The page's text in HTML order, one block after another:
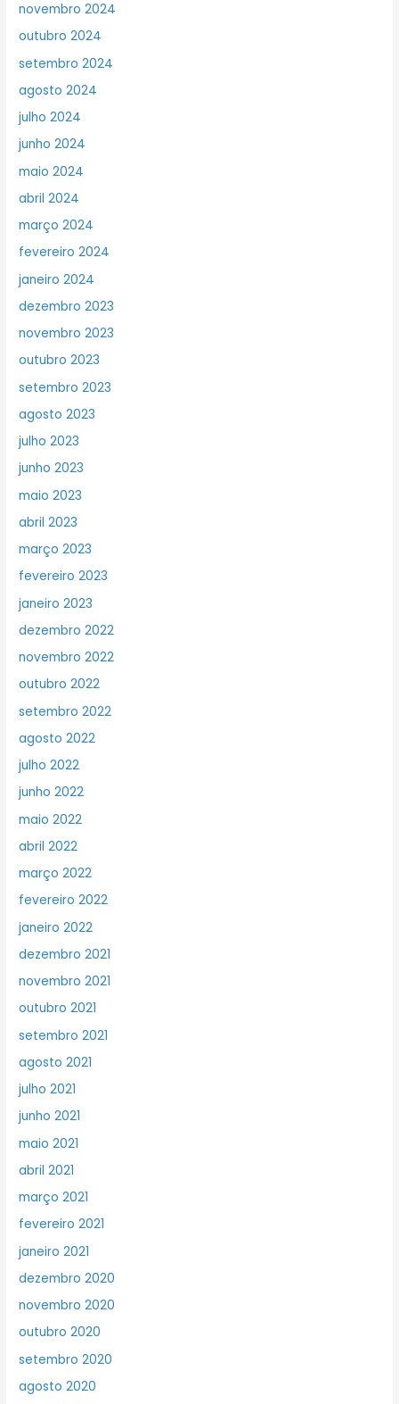
novembro 2024
outubro 2024
setembro 2024
agosto 2024
julho 2024
junho 2024
maio 2024
abril 2024
março 2024
fevereiro 2024
janeiro 2024
dezembro 2023
novembro 2023
outubro 2023
setembro 2023
agosto 2023
julho 2023
junho 2023
maio 2023
abril 2023
março 2023
fevereiro 2023
janeiro 2023
dezembro 2022
novembro 2022
outubro 2022
setembro 2022
agosto 2022
julho 2022
junho 2022
maio 2022
abril 2022
março 2022
fevereiro 2022
janeiro 2022
dezembro 2021
novembro 2021
outubro 2021
setembro 2021
agosto 2021
julho 2021
junho 2021
maio 2021
abril 2021
março 2021
fevereiro 2021
janeiro 2021
dezembro 2020
novembro 2020
outubro 2020
setembro 2020
agosto 2020